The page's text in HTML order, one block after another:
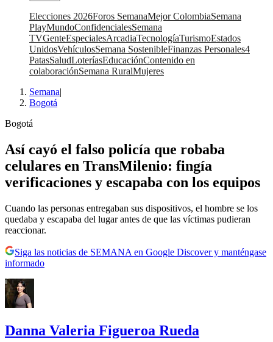
Elecciones 2026Foros SemanaMejor ColombiaSemana
PlayMundoConfidencialesSemana
TVGenteEspecialesArcadiaTecnologíaTurismoEstados
UnidosVehículosSemana SostenibleFinanzas Personales4
PatasSaludLoteríasEducaciónContenido en
colaboraciónSemana RuralMujeres
Semana|
Bogotá
Bogotá
Así cayó el falso policía que robaba
celulares en TransMilenio: fingía
verificaciones y escapaba con los equipos
Cuando las personas entregaban sus dispositivos, el hombre se los
quedaba y escapaba del lugar antes de que las víctimas pudieran
reaccionar.
Siga las noticias de SEMANA en Google Discover y manténgase
informado
Danna Valeria Figueroa Rueda